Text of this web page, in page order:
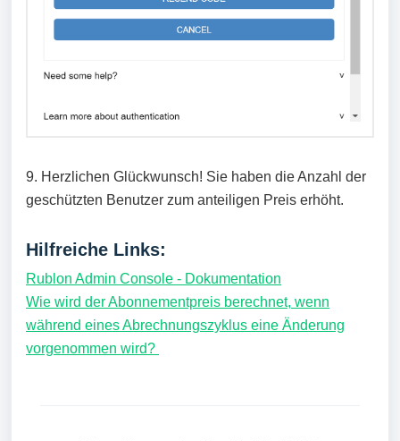
9. Herzlichen Glückwunsch! Sie haben die Anzahl der
geschützten Benutzer zum anteiligen Preis erhöht.
Hilfreiche Links:
Rublon Admin Console - Dokumentation
Wie wird der Abonnementpreis berechnet, wenn
während eines Abrechnungszyklus eine Änderung
vorgenommen wird?